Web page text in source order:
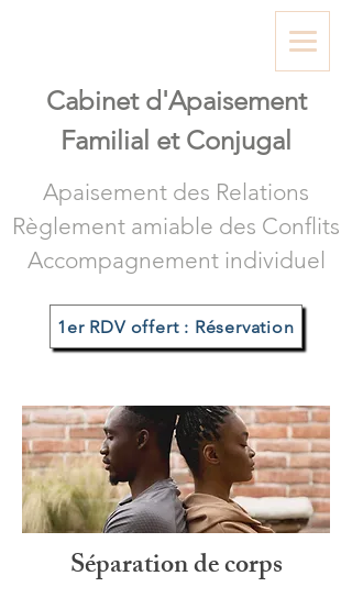
Cabinet d'Apaisement
Familial et Conjugal
Apaisement des Relations
Règlement amiable des Conflits
Accompagnement individuel
1er RDV offert : Réservation
Séparation de corps